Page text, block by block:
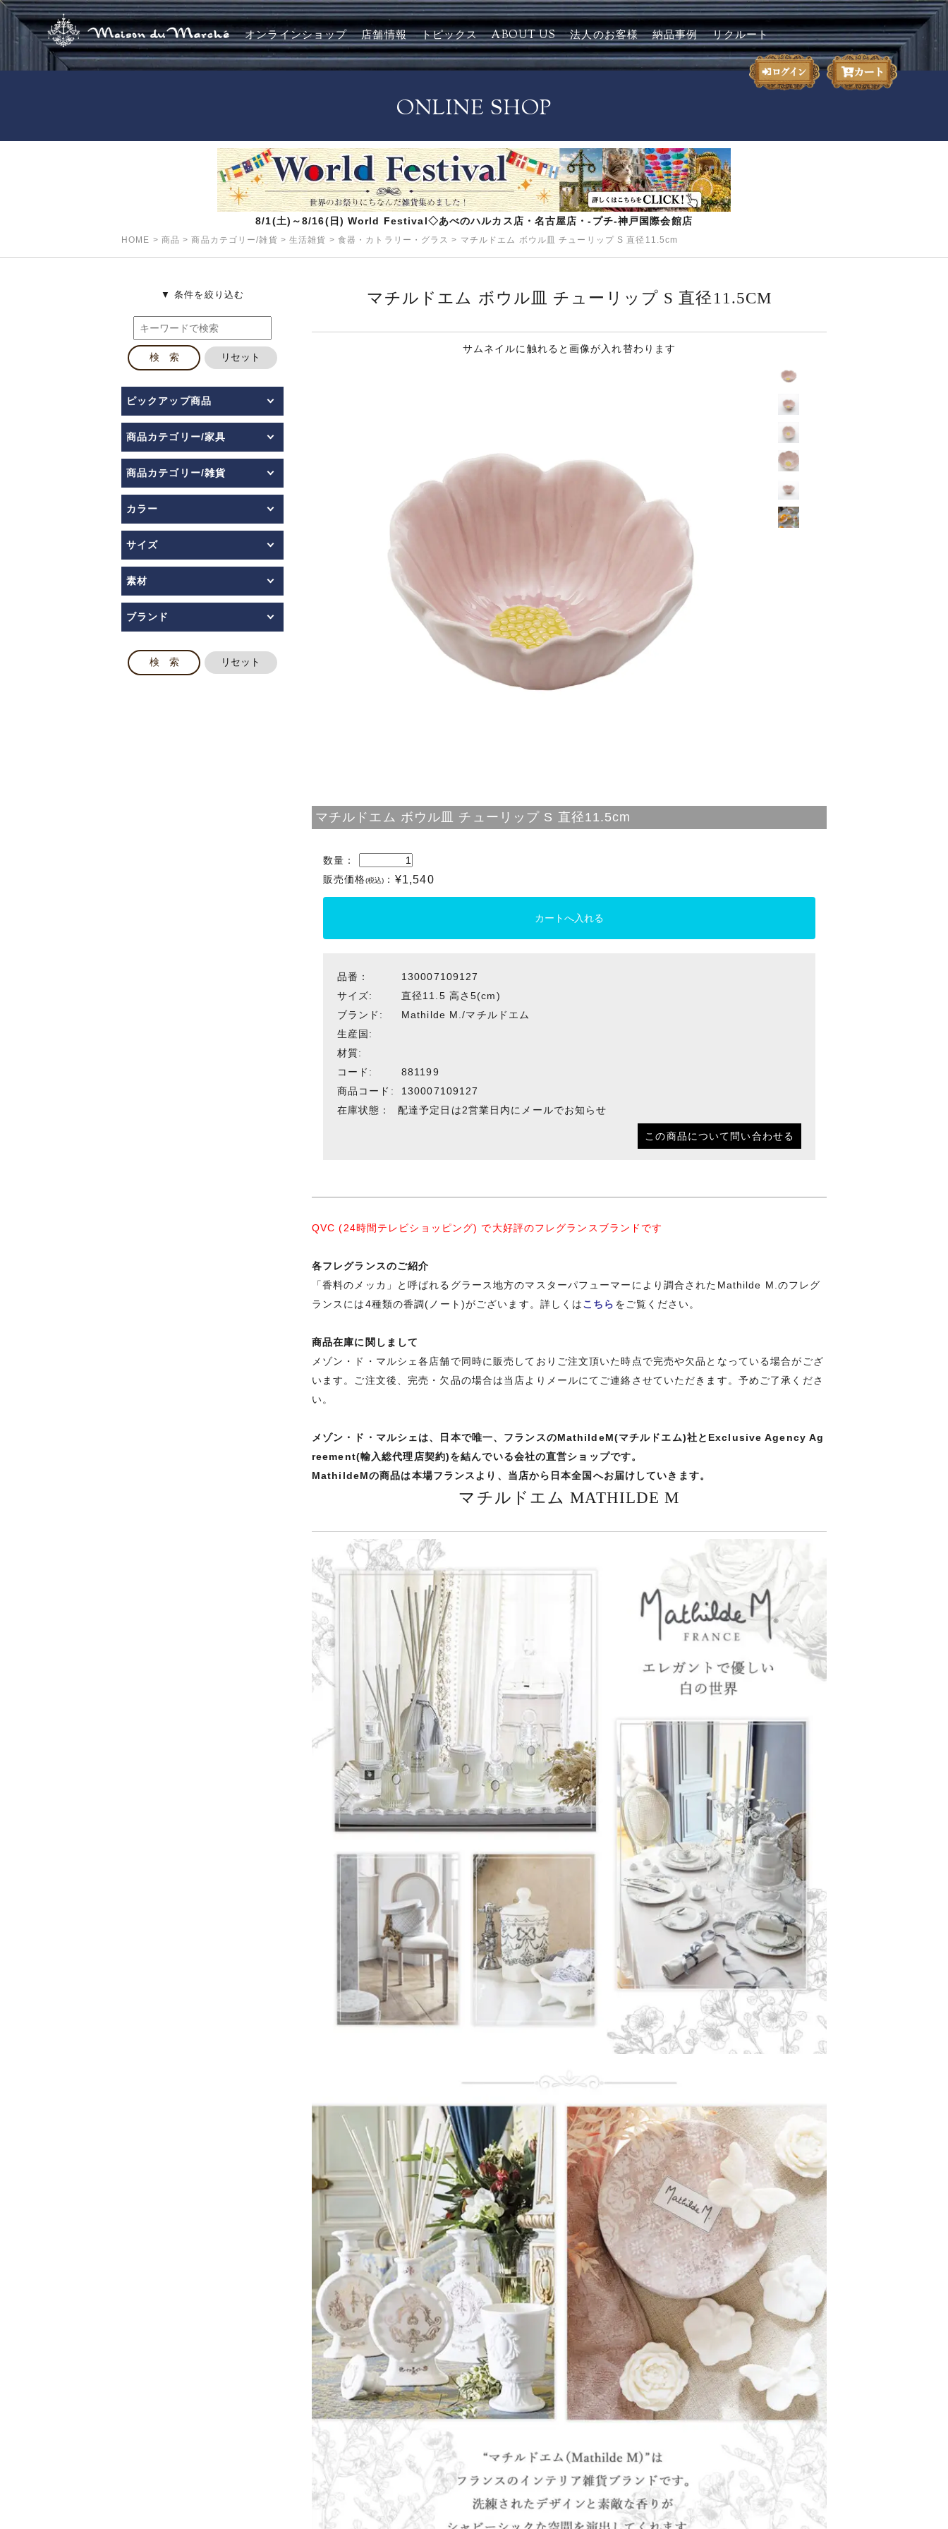
オンラインショップ 店舗情報 トピックス ABOUT US 法人のお客様 納品事例 リクルート
ONLINE SHOP
8/1(土)～8/16(日) World Festival◇あべのハルカス店・名古屋店・-プチ-神戸国際会館店
HOME > 商品 >商品カテゴリー/雑貨 >生活雑貨 > 食器・カトラリー・グラス > マチルドエム ボウル皿 チューリップ S 直径11.5cm
ピックアップ商品
商品カテゴリー/家具
商品カテゴリー/雑貨
カラー
サイズ
素材
ブランド
マチルドエム ボウル皿 チューリップ S 直径11.5CM
サムネイルに触れると画像が入れ替わります
マチルドエム ボウル皿 チューリップ S 直径11.5cm
数量：
販売価格(税込) ： ¥1,540
品番：
130007109127
サイズ:
直径11.5 高さ5(cm)
ブランド:
Mathilde M./マチルドエム
生産国:
材質:
コード:
881199
商品コード:
130007109127
在庫状態：
配達予定日は2営業日内にメールでお知らせ
この商品について問い合わせる
QVC (24時間テレビショッピング) で大好評のフレグランスブランドです
各フレグランスのご紹介
「香料のメッカ」と呼ばれるグラース地方のマスターパフューマーにより調合されたMathilde M.のフレグ
ランスには4種類の香調(ノート)がございます。詳しくはこちら をご覧ください。
商品在庫に関しまして
メゾン・ド・マルシェ各店舗で同時に販売しておりご注文頂いた時点で完売や欠品となっている場合がござ
います。ご注文後、完売・欠品の場合は当店よりメールにてご連絡させていただきます。予めご了承くださ
い。
メゾン・ド・マルシェは、日本で唯一、フランスのMathildeM(マチルドエム)社とExclusive Agency Ag
reement(輸入総代理店契約)を結んでいる会社の直営ショップです。
MathildeMの商品は本場フランスより、当店から日本全国へお届けしていきます。
マチルドエム MATHILDE M